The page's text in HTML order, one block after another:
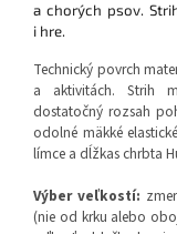
a chorých psov.
i hre.
Technický povrch
a aktivitách. Strih
dostatočný rozsah
odolné mäkké
límce a dĺžkas chrbta
Výber veľkostí:
(nie od krku alebo